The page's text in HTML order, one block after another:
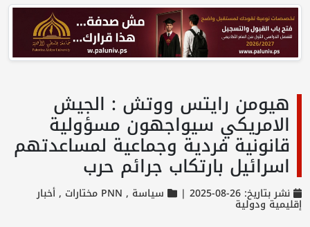
هيومن رايتس ووتش : الجيش
الامريكي سيواجهون مسؤولية
قانونية فردية وجماعية لمساعدتهم
اسرائيل بارتكاب جرائم حرب
نشر بتاريخ: 26-08-2025 | سياسة , PNN مختارات , أخبار
إقليمية ودولية